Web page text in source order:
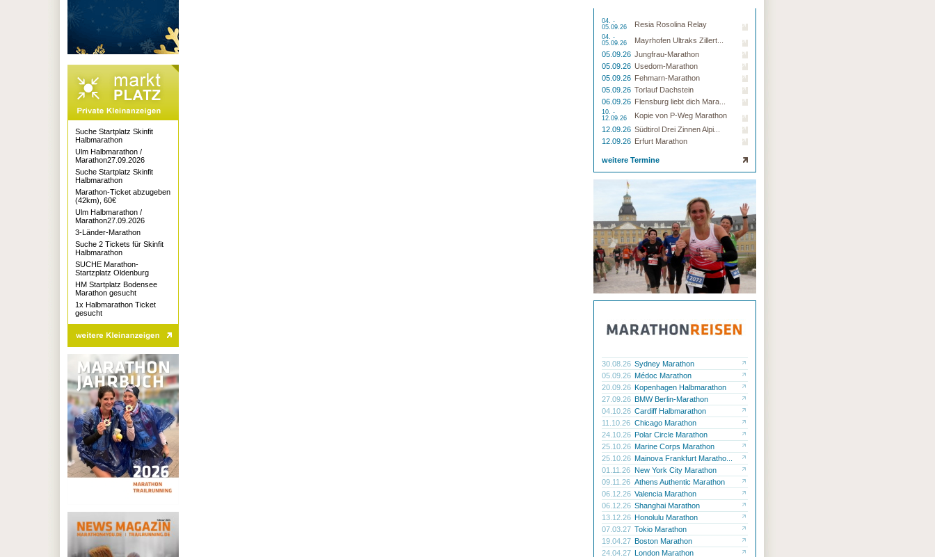
04. -
05.09.26
Resia Rosolina Relay
04. -
05.09.26
Mayrhofen Ultraks Zillert...
05.09.26 Jungfrau-Marathon
05.09.26 Usedom-Marathon
05.09.26 Fehmarn-Marathon
05.09.26 Torlauf Dachstein
06.09.26 Flensburg liebt dich Mara...
10. -
12.09.26
Kopie von P-Weg Marathon
12.09.26 Südtirol Drei Zinnen Alpi...
12.09.26 Erfurt Marathon
weitere Termine
30.08.26 Sydney Marathon
05.09.26 Médoc Marathon
20.09.26 Kopenhagen Halbmarathon
27.09.26 BMW Berlin-Marathon
04.10.26 Cardiff Halbmarathon
11.10.26 Chicago Marathon
24.10.26 Polar Circle Marathon
25.10.26 Marine Corps Marathon
25.10.26 Mainova Frankfurt Maratho...
01.11.26 New York City Marathon
09.11.26 Athens Authentic Marathon
06.12.26 Valencia Marathon
06.12.26 Shanghai Marathon
13.12.26 Honolulu Marathon
07.03.27 Tokio Marathon
19.04.27 Boston Marathon
24.04.27 London Marathon
Suche Startplatz Skinfit
Halbmarathon
Ulm Halbmarathon /
Marathon27.09.2026
Suche Startplatz Skinfit
Halbmarathon
Marathon-Ticket abzugeben
(42km), 60€
Ulm Halbmarathon /
Marathon27.09.2026
3-Länder-Marathon
Suche 2 Tickets für Skinfit
Halbmarathon
SUCHE Marathon-
Startzplatz Oldenburg
HM Startplatz Bodensee
Marathon gesucht
1x Halbmarathon Ticket
gesucht